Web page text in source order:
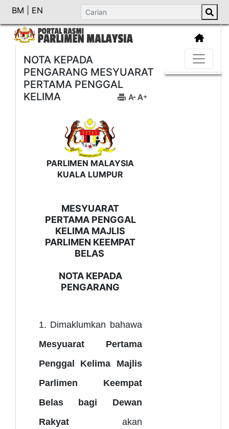
BM EN
NOTA KEPADA
PENGARANG MESYUARAT
PERTAMA PENGGAL
KELIMA
PARLIMEN MALAYSIA
KUALA LUMPUR
MESYUARAT
PERTAMA PENGGAL
KELIMA MAJLIS
PARLIMEN KEEMPAT
BELAS
NOTA KEPADA
PENGARANG
1. Dimaklumkan bahawa
Mesyuarat Pertama
Penggal Kelima Majlis
Parlimen Keempat
Belas bagi Dewan
Rakyat akan